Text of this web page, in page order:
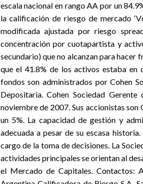
escala nacional en rango AA por un
la calificación de riesgo de mercado
modificada ajustada por riesgo
concentración por cuotapartista y
secundario) que no alcanzan para
que el 41.8% de los activos estaba en
fondos son administrados por Cohen
Depositaria. Cohen Sociedad
noviembre de 2007. Sus accionistas
un 5%. La capacidad de gestión y
adecuada a pesar de su escasa
cargo de la toma de decisiones. La
actividades principales se orientan al
el Mercado de Capitales. Contactos: